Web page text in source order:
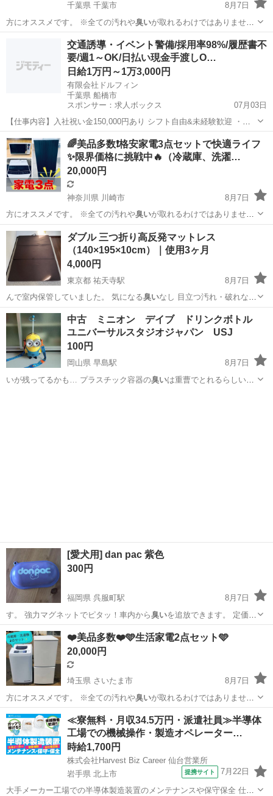
千葉県 千葉市
8月7日
方にオススメです。 ※全ての汚れや臭いが取れるわけではありませ
ん。 …
生活家電
交通誘導・イベント警備/採用率98%/履歴書不
要/週1～OK/日払い現金手渡しO…
日給1万円～1万3,000円
有限会社ドルフィン
千葉県 船橋市
スポンサー：求人ボックス
07月03日
【仕事内容】入社祝い金150,000円あり シフト自由&未経験歓迎
・直
行直帰OK ・一部車・自転車・バイク通勤OK ・週1～OK ・日払い・
週払いOK、現金手渡しも可能です! <仕事内容> 建築・土木工事現場
で...
アルバイト・パート
🌈美品多数❗️格安家電3点セットで快適ライフ
✨限界価格に挑戦中🔥（冷蔵庫、洗濯…
20,000円
神奈川県 川崎市
8月7日
方にオススメです。 ※全ての汚れや臭いが取れるわけではありませ
ん。 …
神奈川 川崎市 生活家電 商品
ダブル 三つ折り高反発マットレス
（140×195×10cm）｜使用3ヶ月
4,000円
東京都 祐天寺駅
8月7日
んで室内保管していました。 気になる臭いなし 目立つ汚れ・破れなし
全体的にき…
東京 目黒区 祐天寺駅 寝具
中古 ミニオン デイブ ドリンクボトル
ユニバーサルスタジオジャパン USJ
100円
岡山県 早島駅
8月7日
いが残ってるかも… プラスチック容器の臭いは重曹でとれるらしいで
[愛犬用] dan pac 紫色
300円
福岡県 呉服町駅
8月7日
す。 強力マグネットでピタッ！車内から臭いを追放できます。 定価
1980円 …
福岡 福岡市 呉服町駅 その他
❤️美品多数❤️🩵生活家電2点セット🩵
20,000円
埼玉県 さいたま市
8月7日
方にオススメです。 ※全ての汚れや臭いが取れるわけではありませ
ん。 …
埼玉 さいたま市 家電 セット
≪寮無料・月収34.5万円・派遣社員≫半導体
工場での機械操作・製造オペレーター…
時給1,700円
株式会社Harvest Biz Career 仙台営業所
岩手県 北上市
提携サイト 7月22日
大手メーカー工場での半導体製造装置のメンテナンスや保守保全 仕事